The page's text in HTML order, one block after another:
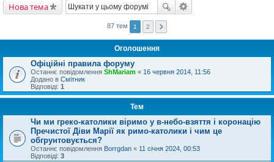
Нова тема
87 тем 1 2
Оголошення
Офіційні правила форуму
Останнє повідомлення ShMariam « 16 червня 2014, 11:56
Додано в Смітник
Відповіді: 1
Тем
Чи ми греко-католики віримо у в-небо-взяття і коронацію
Пречистої Діви Марії як римо-католики і чим це
обгрунтовується?
Останнє повідомлення Borrgdan « 11 січня 2024, 00:53
Відповіді: 3